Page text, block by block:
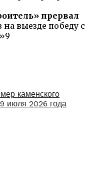
прервал
на выезде победу с
каменского
июля 2026 года